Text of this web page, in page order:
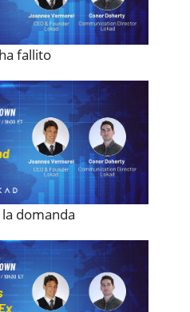
fallito
domanda